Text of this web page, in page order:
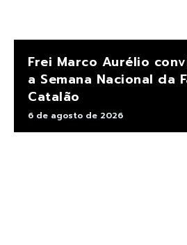
Frei Marco Aurélio
a Semana Nacional da
Catalão
6 de agosto de 2026